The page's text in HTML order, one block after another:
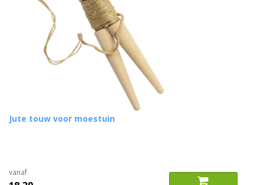
Jute touw voor moestuin
vanaf